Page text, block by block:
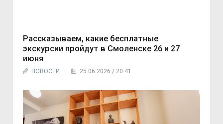
Рассказываем, какие бесплатные
экскурсии пройдут в Смоленске 26 и 27
июня
НОВОСТИ 25.06.2026 / 20:41